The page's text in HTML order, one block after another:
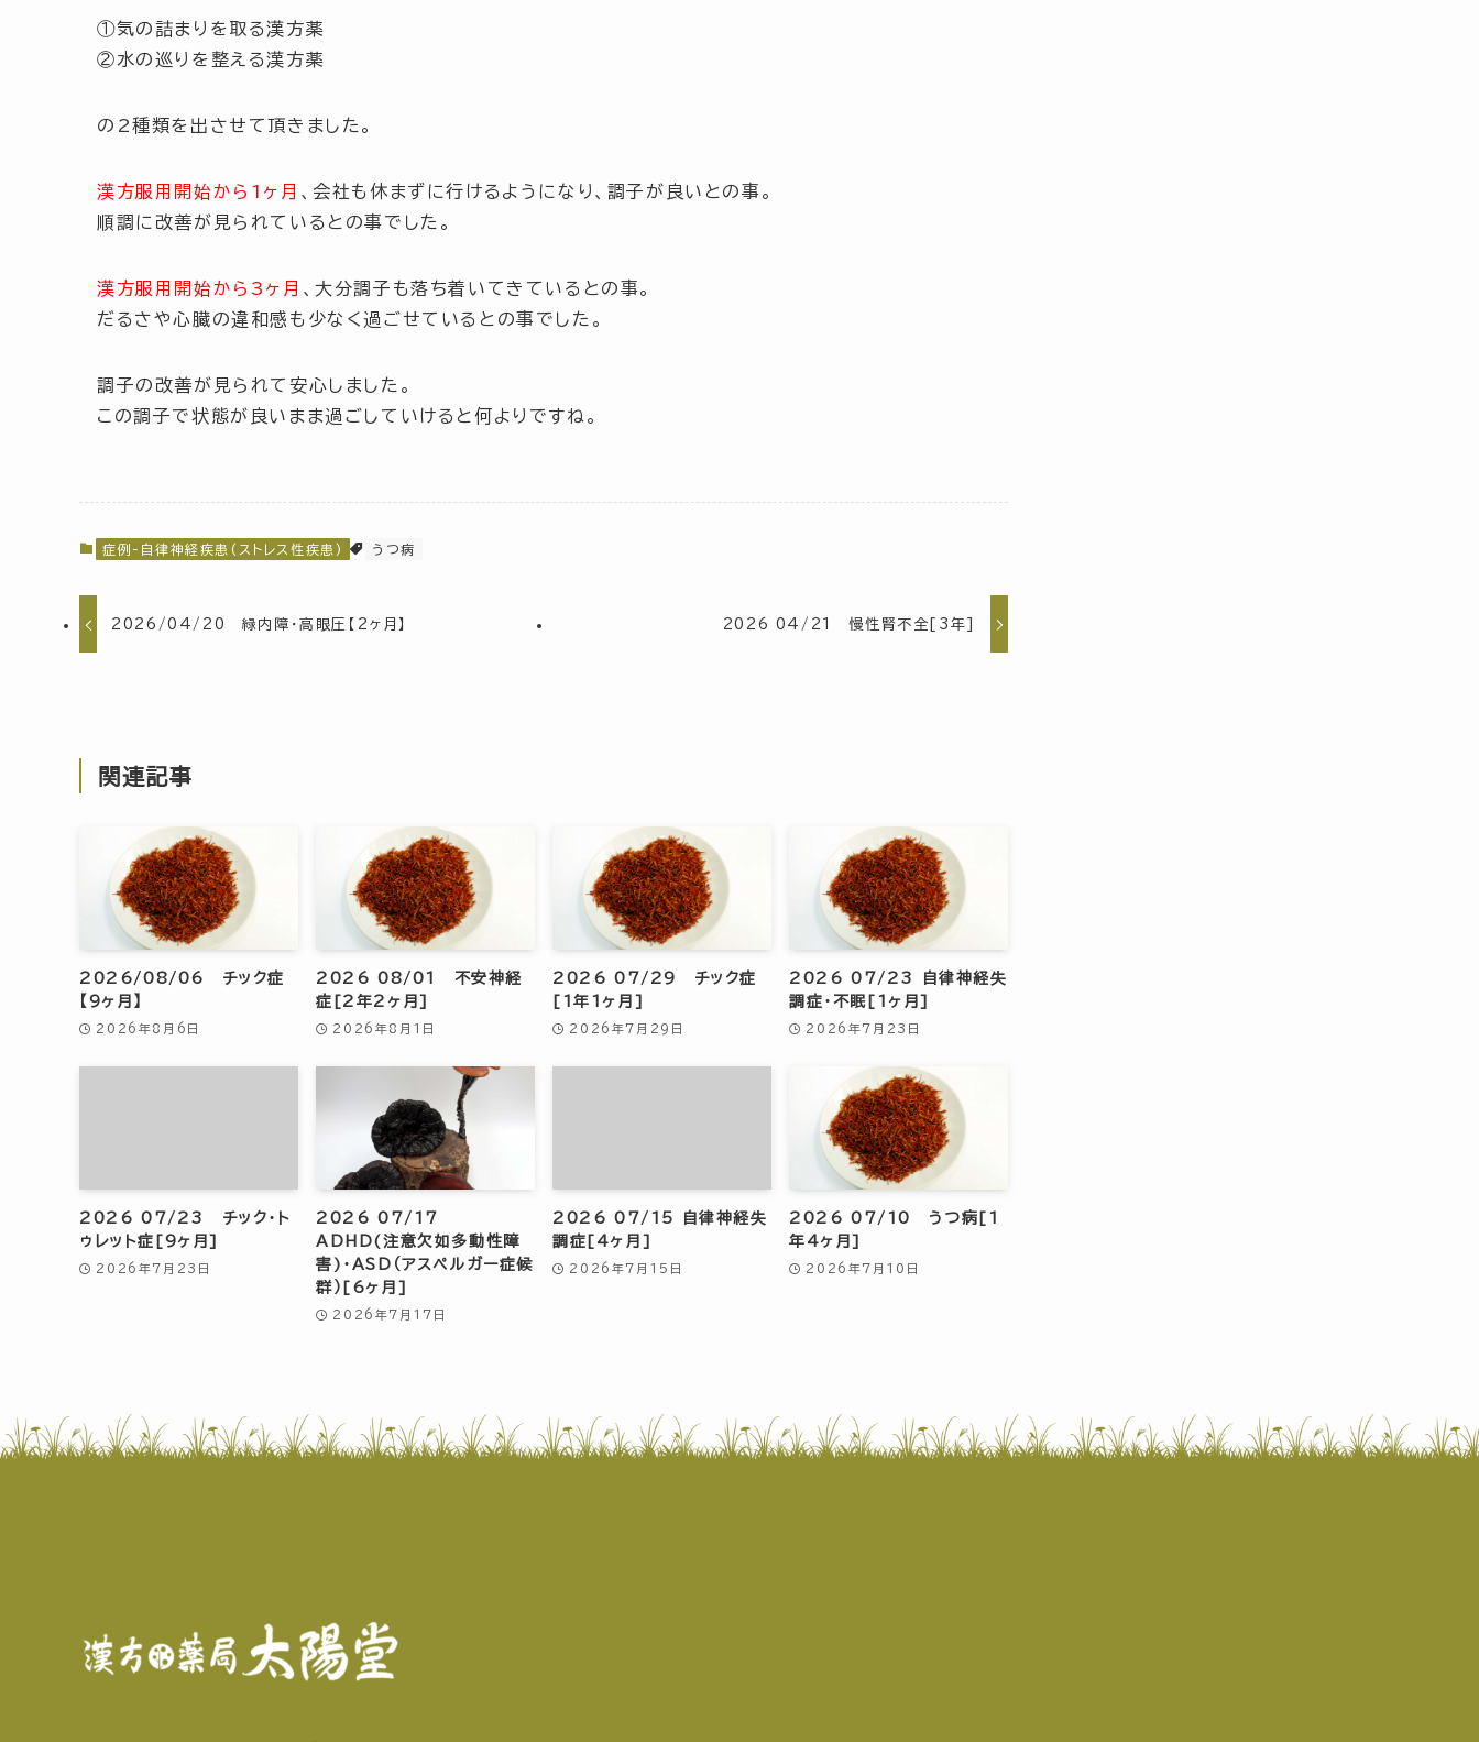
①気の詰まりを取る漢方薬
②水の巡りを整える漢方薬
の2種類を出させて頂きました。
漢方服用開始から1ヶ月 、会社も休まずに行けるようになり、調子が良いとの事。
順調に改善が見られているとの事でした。
漢方服用開始から3ヶ月 、大分調子も落ち着いてきているとの事。
だるさや心臓の違和感も少なく過ごせているとの事でした。
調子の改善が見られて安心しました。
この調子で状態が良いまま過ごしていけると何よりですね。
症例-自律神経疾患(ストレス性疾患) うつ病
2026/04/20 緑内障・高眼圧【2ヶ月】 2026 04/21 慢性腎不全[3年]
関連記事
2026/08/06 チック症
【9ヶ月】
2026年8月6日
2026 08/01 不安神経
症[2年2ヶ月]
2026年8月1日
2026 07/29 チック症
[1年1ヶ月]
2026年7月29日
2026 07/23 自律神経失
調症・不眠[1ヶ月]
2026年7月23日
2026 07/23 チック・ト
ゥレット症[9ヶ月]
2026年7月23日
2026 07/17
ADHD(注意欠如多動性障
害)・ASD（アスペルガー症候
群）[6ヶ月]
2026年7月17日
2026 07/15 自律神経失
調症[4ヶ月]
2026年7月15日
2026 07/10 うつ病[1
年4ヶ月]
2026年7月10日